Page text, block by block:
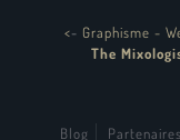
<- Graphisme -
The
Blog Partenaires